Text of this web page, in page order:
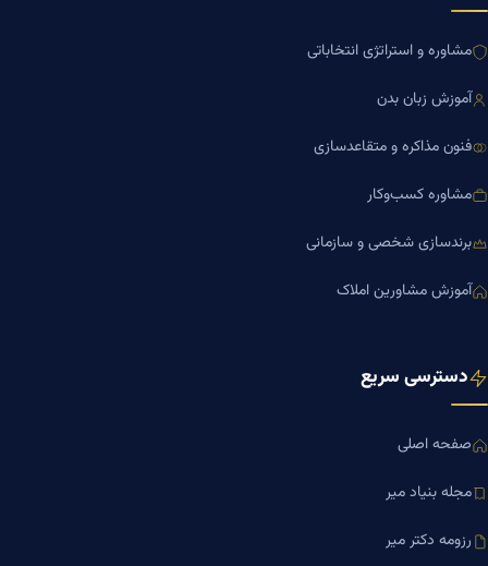
مشاوره و استراتژی انتخاباتی
آموزش زبان بدن
فنون مذاکره و متقاعدسازی
مشاوره کسب‌وکار
برندسازی شخصی و سازمانی
آموزش مشاورین املاک
دسترسی سریع
صفحه اصلی
مجله بنیاد میر
رزومه دکتر میر